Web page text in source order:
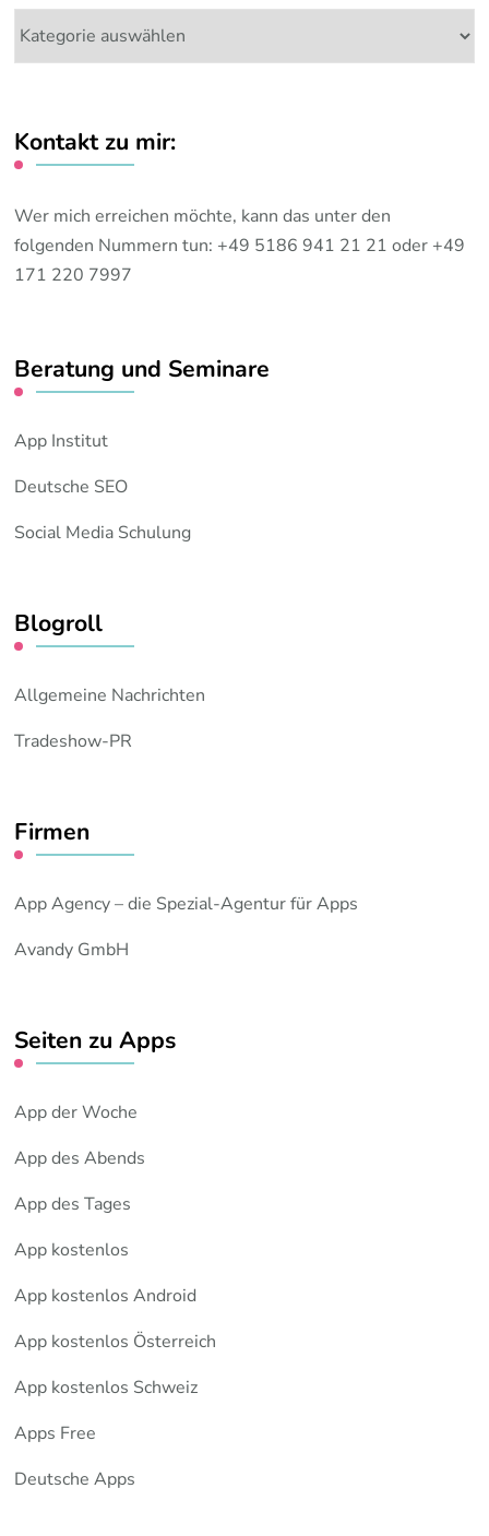
Themen:
Kontakt zu mir:
Wer mich erreichen möchte, kann das unter den
folgenden Nummern tun: +49 5186 941 21 21 oder +49
171 220 7997
Beratung und Seminare
App Institut
Deutsche SEO
Social Media Schulung
Blogroll
Allgemeine Nachrichten
Tradeshow-PR
Firmen
App Agency – die Spezial-Agentur für Apps
Avandy GmbH
Seiten zu Apps
App der Woche
App des Abends
App des Tages
App kostenlos
App kostenlos Android
App kostenlos Österreich
App kostenlos Schweiz
Apps Free
Deutsche Apps